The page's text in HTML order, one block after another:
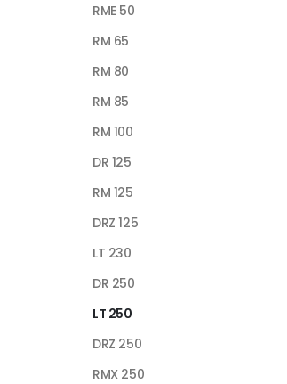
RME 50
RM 65
RM 80
RM 85
RM 100
DR 125
RM 125
DRZ 125
LT 230
DR 250
LT 250
DRZ 250
RMX 250